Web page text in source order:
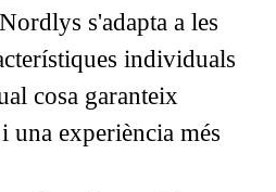
s'adapta a les
individuals
cosa garanteix
una experiència més